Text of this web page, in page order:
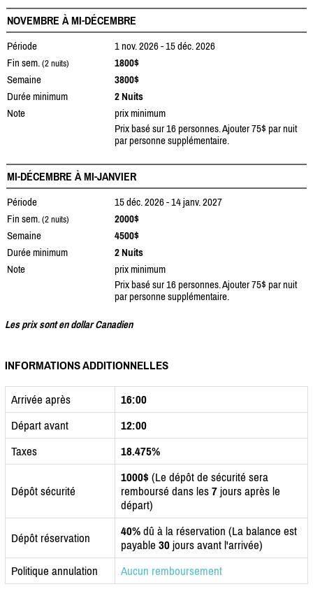
NOVEMBRE À MI-DÉCEMBRE
Période
1 nov. 2026 - 15 déc. 2026
Fin sem. (2 nuits)
1800$
Semaine
3800$
Durée minimum
2 Nuits
Note
prix minimum
Prix basé sur 16 personnes. Ajouter 75$ par nuit
par personne supplémentaire.
MI-DÉCEMBRE À MI-JANVIER
Période
15 déc. 2026 - 14 janv. 2027
Fin sem. (2 nuits)
2000$
Semaine
4500$
Durée minimum
2 Nuits
Note
prix minimum
Prix basé sur 16 personnes. Ajouter 75$ par nuit
par personne supplémentaire.
Les prix sont en dollar Canadien
INFORMATIONS ADDITIONNELLES
Arrivée après
16:00
Départ avant
12:00
Taxes
18.475%
Dépôt sécurité
1000$ (Le dépôt de sécurité sera
remboursé dans les 7 jours après le
départ)
Dépôt réservation 40% dû à la réservation (La balance est
payable 30 jours avant l'arrivée)
Politique annulation
Aucun remboursement